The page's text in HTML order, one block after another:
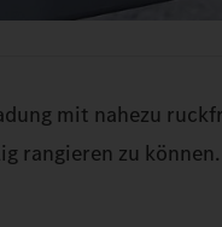
mit nahezu
rangieren zu können.